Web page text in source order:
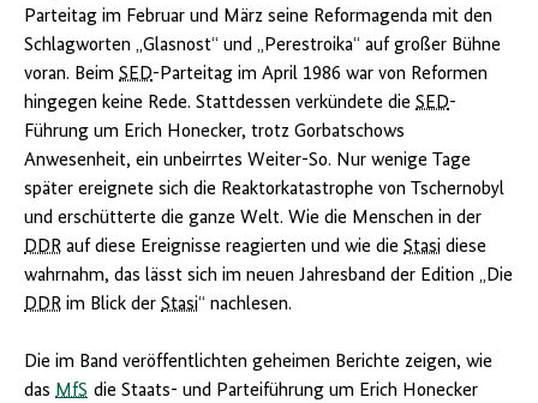
Parteitag im Februar und März seine Reformagenda mit den
Schlagworten „Glasnost“ und „Perestroika“ auf großer Bühne
voran. Beim SED-Parteitag im April 1986 war von Reformen
hingegen keine Rede. Stattdessen verkündete die SED-
Führung um Erich Honecker, trotz Gorbatschows
Anwesenheit, ein unbeirrtes Weiter-So. Nur wenige Tage
später ereignete sich die Reaktorkatastrophe von Tschernobyl
und erschütterte die ganze Welt. Wie die Menschen in der
DDR auf diese Ereignisse reagierten und wie die Stasi diese
wahrnahm, das lässt sich im neuen Jahresband der Edition „Die
DDR im Blick der Stasi“ nachlesen.
Die im Band veröffentlichten geheimen Berichte zeigen, wie
das MfS die Staats- und Parteiführung um Erich Honecker